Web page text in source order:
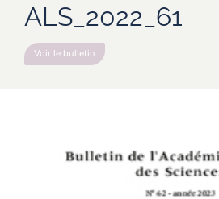
ALS_2022_61
Voir le bulletin